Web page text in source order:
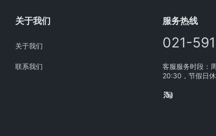
关于我们
关于我们
联系我们
服务热线
021-
客服服务时段：
20:30，节假日